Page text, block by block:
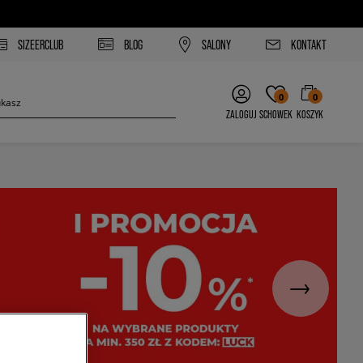
SIZEERCLUB BLOG SALONY KONTAKT
ZALOGUJ
0
SCHOWEK
0
KOSZYK